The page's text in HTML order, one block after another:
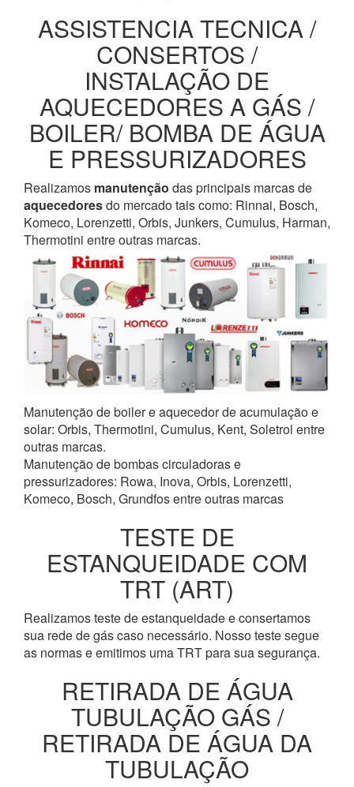
ASSISTENCIA TECNICA /
CONSERTOS /
INSTALAÇÃO DE
AQUECEDORES A GÁS /
BOILER/ BOMBA DE ÁGUA
E PRESSURIZADORES
Realizamos manutenção das principais marcas de
aquecedoresdo mercado tais como: Rinnai, Bosch,
Komeco, Lorenzetti, Orbis, Junkers, Cumulus, Harman,
Thermotini entre outras marcas.
Manutenção de boiler e aquecedor de acumulação e
solar: Orbis, Thermotini, Cumulus, Kent, Soletrol entre
outras marcas.
Manutenção de bombas circuladoras e
pressurizadores: Rowa, Inova, Orbis, Lorenzetti,
Komeco, Bosch, Grundfos entre outras marcas
TESTE DE
ESTANQUEIDADE COM
TRT (ART)
Realizamos teste de estanqueidade e consertamos
sua rede de gás caso necessário. Nosso teste segue
as normas e emitimos uma TRT para sua segurança.
RETIRADA DE ÁGUA
TUBULAÇÃO GÁS /
RETIRADA DE ÁGUA DA
TUBULAÇÃO